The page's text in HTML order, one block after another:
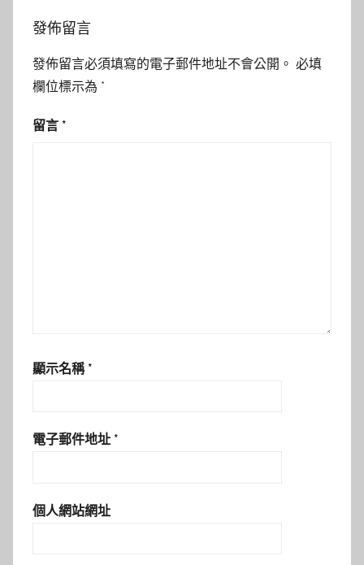
發佈留言
發佈留言必須填寫的電子郵件地址不會公開。 必填
欄位標示為 *
留言 *
顯示名稱 *
電子郵件地址 *
個人網站網址